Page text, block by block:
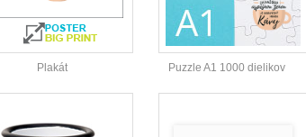
Plakát Puzzle A1 1000 dielikov